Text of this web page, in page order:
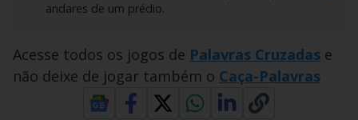
Ele é o pai do pai.
um jumento e uma égua.
82. Significado da letra L na sigla CLT.
Embutido italiano, semelhante ao salame, porém
maior e feito com carne de porco e de vaca.
andares de um prédio.
como a fonte de eletricidade do mundo.
11. Assim é chamada a mulher jovem!
É o que a cor branca representa na bandeira do
Acesse todos os jogos de Palavras Cruzadas e
não deixe de jogar também o Caça-Palavras